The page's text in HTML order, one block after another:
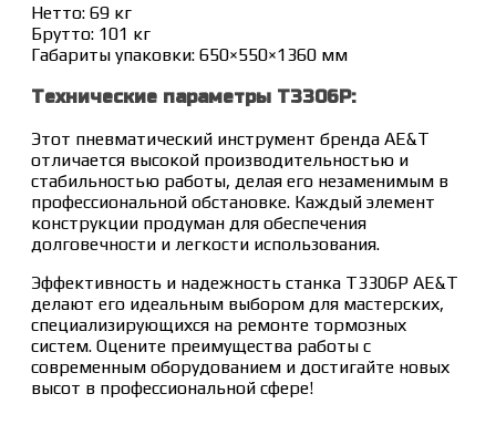
Нетто: 69 кг
Брутто: 101 кг
Габариты упаковки: 650×550×1360 мм
Технические параметры T3306P:
Этот пневматический инструмент бренда AE&T
отличается высокой производительностью и
стабильностью работы, делая его незаменимым в
профессиональной обстановке. Каждый элемент
конструкции продуман для обеспечения
долговечности и легкости использования.
Эффективность и надежность станка T3306P AE&T
делают его идеальным выбором для мастерских,
специализирующихся на ремонте тормозных
систем. Оцените преимущества работы с
современным оборудованием и достигайте новых
высот в профессиональной сфере!